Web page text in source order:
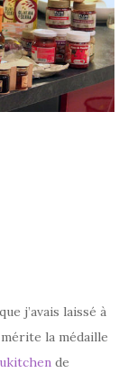
j’avais laissé à
la médaille
de